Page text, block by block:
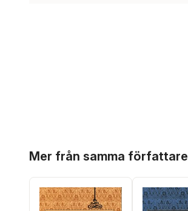
Mer från samma författare